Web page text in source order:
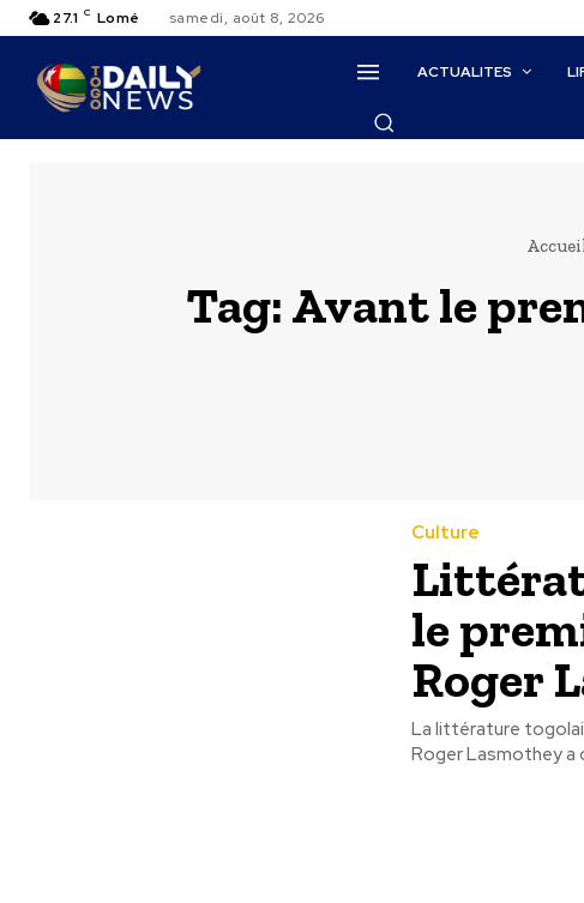
27.1 C Lomé samedi, août 8, 2026
ACTUALITES
Tag:Avant le
Culture
le
Roger
La littérature
Roger Lasmothey a